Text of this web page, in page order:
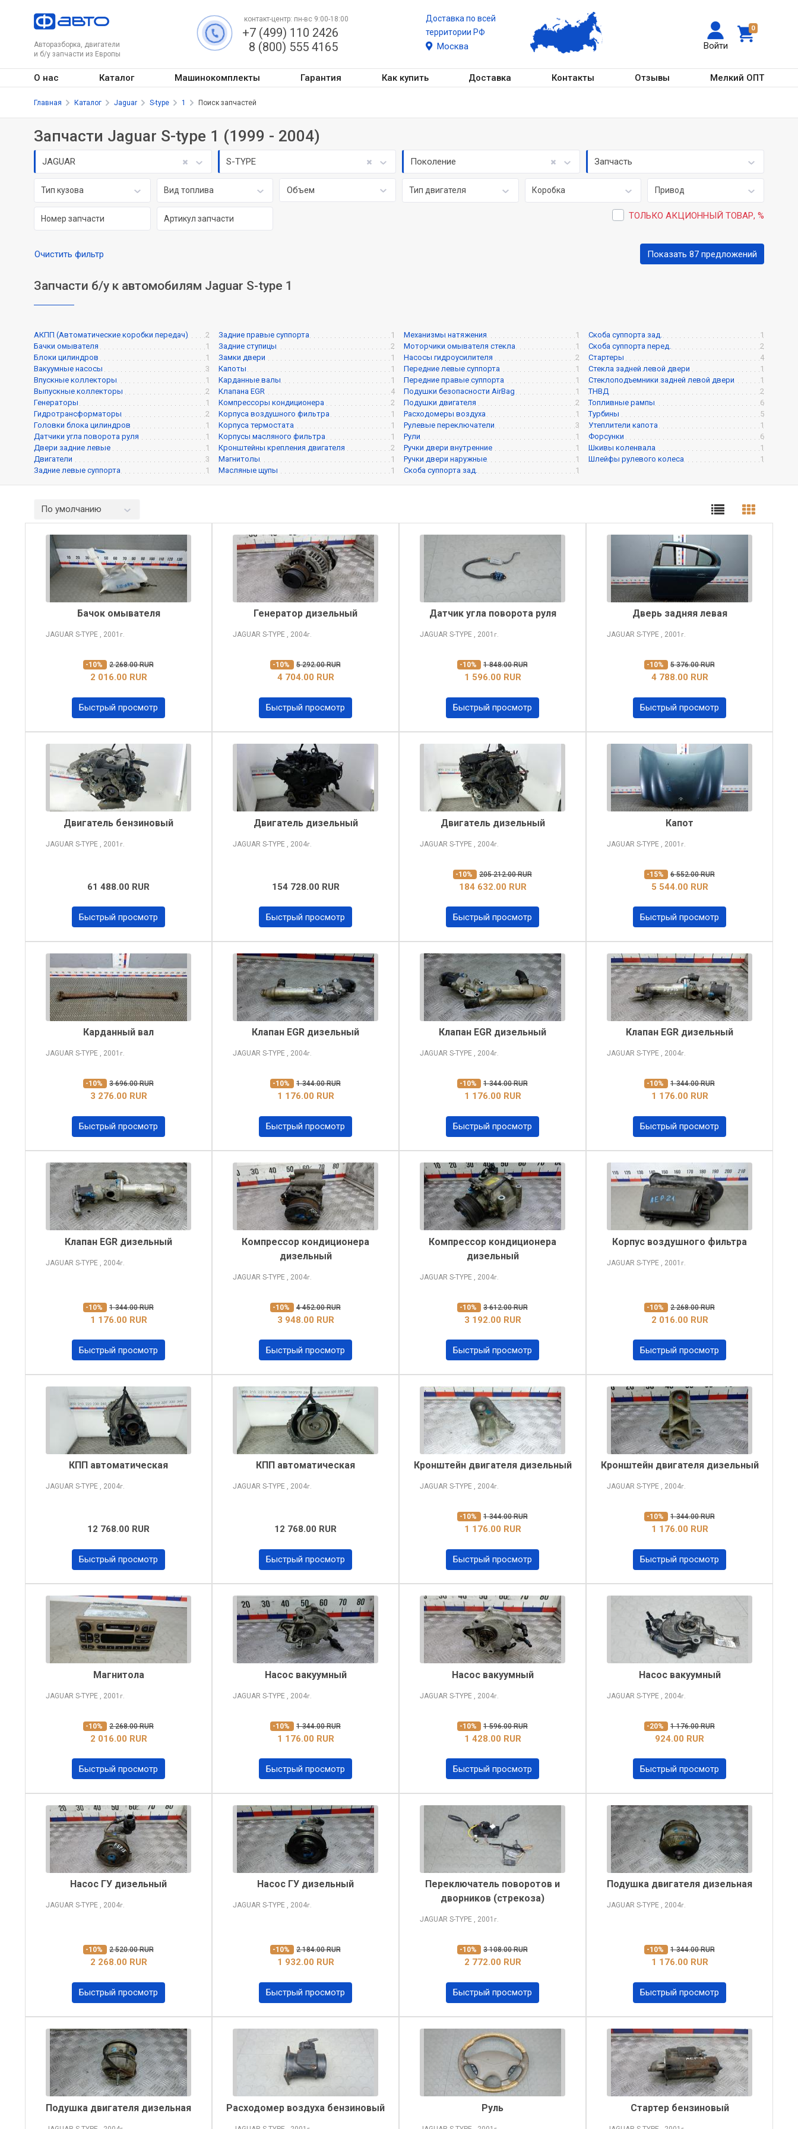
Авторазборка, двигатели
и б/у запчасти из Европы
0
Войти
контакт-центр: пн-вс 9:00-18:00
+7 (499) 110 2426
8 (800) 555 4165
Доставка по всей
территории РФ
Москва
О нас Каталог Машинокомплекты Гарантия Как купить Доставка Контакты Отзывы Мелкий ОПТ
Главная Каталог Jaguar S-type 1 Поиск запчастей
Запчасти Jaguar S-type 1 (1999 - 2004)
JAGUAR S-TYPE Поколение Запчасть
Тип кузова Вид топлива Объем Тип двигателя Коробка Привод
ТОЛЬКО АКЦИОННЫЙ ТОВАР, %
Очистить фильтр Показать 87 предложений
Запчасти б/у к автомобилям Jaguar S-type 1
АКПП (Автоматические коробки передач)
2
Бачки омывателя
1
Блоки цилиндров
1
Вакуумные насосы
3
Впускные коллекторы
1
Выпускные коллекторы
2
Генераторы
1
Гидротрансформаторы
2
Головки блока цилиндров
1
Датчики угла поворота руля
1
Двери задние левые
1
Двигатели
3
Задние левые суппорта
1
Задние правые суппорта
1
Задние ступицы
2
Замки двери
1
Капоты
1
Карданные валы
1
Клапана EGR
4
Компрессоры кондиционера
2
Корпуса воздушного фильтра
1
Корпуса термостата
1
Корпусы масляного фильтра
1
Кронштейны крепления двигателя
2
Магнитолы
1
Масляные щупы
1
Механизмы натяжения
1
Моторчики омывателя стекла
1
Насосы гидроусилителя
2
Передние левые суппорта
1
Передние правые суппорта
1
Подушки безопасности AirBag
1
Подушки двигателя
2
Расходомеры воздуха
1
Рулевые переключатели
3
Рули
1
Ручки двери внутренние
1
Ручки двери наружные
1
Скоба суппорта зад.
1
Скоба суппорта зад.
1
Скоба суппорта перед.
2
Стартеры
4
Стекла задней левой двери
1
Стеклоподъемники задней левой двери
1
ТНВД
2
Топливные рампы
6
Турбины
5
Утеплители капота
1
Форсунки
6
Шкивы коленвала
1
Шлейфы рулевого колеса
1
По умолчанию
Бачок омывателя
JAGUAR S-TYPE , 2001 г.
-10% 2 268.00 RUR
2 016.00 RUR
Быстрый просмотр
Генератор дизельный
JAGUAR S-TYPE , 2004г.
-10% 5 292.00 RUR
4 704.00 RUR
Быстрый просмотр
Датчик угла поворота руля
JAGUAR S-TYPE , 2001 г.
-10% 1 848.00 RUR
1 596.00 RUR
Быстрый просмотр
Дверь задняя левая
JAGUAR S-TYPE , 2001 г.
-10% 5 376.00 RUR
4 788.00 RUR
Быстрый просмотр
Двигатель бензиновый
JAGUAR S-TYPE , 2001 г.
61 488.00 RUR
Быстрый просмотр
Двигатель дизельный
JAGUAR S-TYPE , 2004г.
154 728.00 RUR
Быстрый просмотр
Двигатель дизельный
JAGUAR S-TYPE , 2004г.
-10% 205 212.00 RUR
184 632.00 RUR
Быстрый просмотр
Капот
JAGUAR S-TYPE , 2001 г.
-15% 6 552.00 RUR
5 544.00 RUR
Быстрый просмотр
Карданный вал
JAGUAR S-TYPE , 2001 г.
-10% 3 696.00 RUR
3 276.00 RUR
Быстрый просмотр
Клапан EGR дизельный
JAGUAR S-TYPE , 2004г.
-10% 1 344.00 RUR
1 176.00 RUR
Быстрый просмотр
Клапан EGR дизельный
JAGUAR S-TYPE , 2004г.
-10% 1 344.00 RUR
1 176.00 RUR
Быстрый просмотр
Клапан EGR дизельный
JAGUAR S-TYPE , 2004г.
-10% 1 344.00 RUR
1 176.00 RUR
Быстрый просмотр
Клапан EGR дизельный
JAGUAR S-TYPE , 2004г.
-10% 1 344.00 RUR
1 176.00 RUR
Быстрый просмотр
Компрессор кондиционера
дизельный
JAGUAR S-TYPE , 2004г.
-10% 4 452.00 RUR
3 948.00 RUR
Быстрый просмотр
Компрессор кондиционера
дизельный
JAGUAR S-TYPE , 2004г.
-10% 3 612.00 RUR
3 192.00 RUR
Быстрый просмотр
Корпус воздушного фильтра
JAGUAR S-TYPE , 2001 г.
-10% 2 268.00 RUR
2 016.00 RUR
Быстрый просмотр
КПП автоматическая
JAGUAR S-TYPE , 2004г.
12 768.00 RUR
Быстрый просмотр
КПП автоматическая
JAGUAR S-TYPE , 2004г.
12 768.00 RUR
Быстрый просмотр
Кронштейн двигателя дизельный
JAGUAR S-TYPE , 2004г.
-10% 1 344.00 RUR
1 176.00 RUR
Быстрый просмотр
Кронштейн двигателя дизельный
JAGUAR S-TYPE , 2004г.
-10% 1 344.00 RUR
1 176.00 RUR
Быстрый просмотр
Магнитола
JAGUAR S-TYPE , 2001 г.
-10% 2 268.00 RUR
2 016.00 RUR
Быстрый просмотр
Насос вакуумный
JAGUAR S-TYPE , 2004г.
-10% 1 344.00 RUR
1 176.00 RUR
Быстрый просмотр
Насос вакуумный
JAGUAR S-TYPE , 2004г.
-10% 1 596.00 RUR
1 428.00 RUR
Быстрый просмотр
Насос вакуумный
JAGUAR S-TYPE , 2004г.
-20% 1 176.00 RUR
924.00 RUR
Быстрый просмотр
Насос ГУ дизельный
JAGUAR S-TYPE , 2004г.
-10% 2 520.00 RUR
2 268.00 RUR
Быстрый просмотр
Насос ГУ дизельный
JAGUAR S-TYPE , 2004г.
-10% 2 184.00 RUR
1 932.00 RUR
Быстрый просмотр
Переключатель поворотов и
дворников (стрекоза)
JAGUAR S-TYPE , 2001 г.
-10% 3 108.00 RUR
2 772.00 RUR
Быстрый просмотр
Подушка двигателя дизельная
JAGUAR S-TYPE , 2004г.
-10% 1 344.00 RUR
1 176.00 RUR
Быстрый просмотр
Подушка двигателя дизельная Расходомер воздуха бензиновый Руль Стартер бензиновый